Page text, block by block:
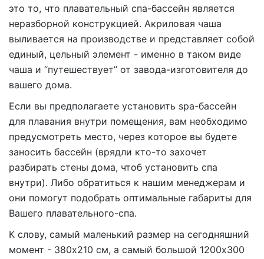
это то, что плавательный спа-бассейн является
неразборной конструкцией. Акриловая чаша
выливается на производстве и представляет собой
единый, цельный элемент - именно в таком виде
чаша и “путешествует” от завода-изготовителя до
вашего дома.
Если вы предполагаете установить spa-бассейн
для плавания внутри помещения, вам необходимо
предусмотреть место, через которое вы будете
заносить бассейн (врядли кто-то захочет
разбирать стены дома, чтоб установить спа
внутри). Либо обратиться к нашим менеджерам и
они помогут подобрать оптимальные габариты для
Вашего плавательного-спа.
К слову, самый маленький размер на сегодняшний
момент - 380х210 см, а самый большой 1200х300